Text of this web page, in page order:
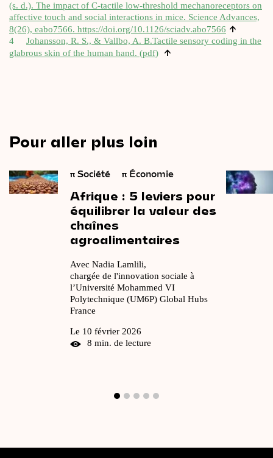
(s. d.). The impact of C‑tactile low-thre­shold mecha­no­re­cep­tors on
affec­tive touch and social inter­ac­tions in mice. Science Advances,
8(26), eabo7566. https://​doi​.org/​1​0​.​1​1​2​6​/​s​c​i​a​d​v​.​a​b​o7566 ↑
4
Johans­son, R. S., & Vall­bo, A. B.Tactile sen­so­ry coding in the
gla­brous skin of the human hand. (pdf) ↑
Pour aller plus loin
π Société π Économie
Afrique : 5 leviers pour
équilibrer la valeur des
chaînes
agroalimentaires
Avec Nadia Lamlili,
chargée de l'innovation sociale à
l’Université Mohammed VI
Polytechnique (UM6P) Global Hubs
France
Le 10 février 2026
8 min. de lecture